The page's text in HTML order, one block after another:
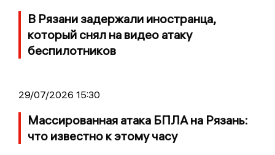
В Рязани задержали иностранца,
который снял на видео атаку
беспилотников
29/07/2026 15:30
Массированная атака БПЛА на Рязань:
что известно к этому часу